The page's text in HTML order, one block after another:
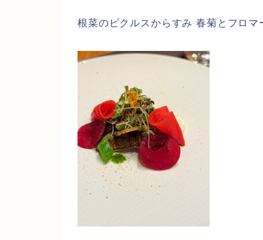
根菜のピクルスからすみ 春菊とフロマ